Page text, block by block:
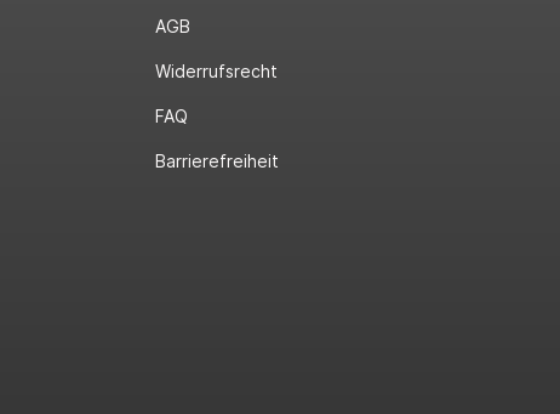
AGB
Widerrufsrecht
FAQ
Barrierefreiheit